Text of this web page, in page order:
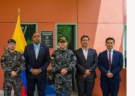
tasa minera que rige en